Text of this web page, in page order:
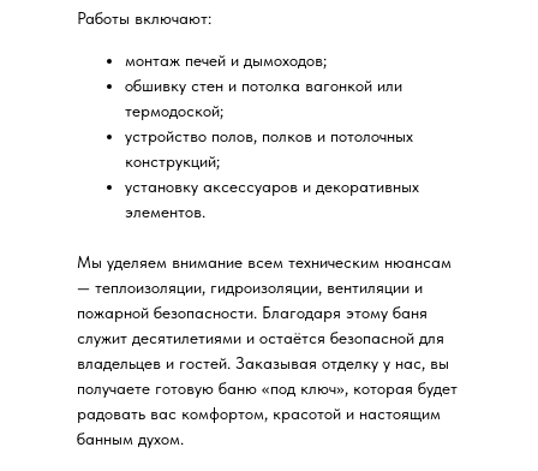
Работы включают:
монтаж печей и дымоходов;
обшивку стен и потолка вагонкой или
термодоской;
устройство полов, полков и потолочных
конструкций;
установку аксессуаров и декоративных
элементов.
Мы уделяем внимание всем техническим нюансам
— теплоизоляции, гидроизоляции, вентиляции и
пожарной безопасности. Благодаря этому баня
служит десятилетиями и остаётся безопасной для
владельцев и гостей. Заказывая отделку у нас, вы
получаете готовую баню «под ключ», которая будет
радовать вас комфортом, красотой и настоящим
банным духом.